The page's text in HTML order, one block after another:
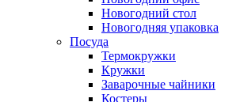
Новогодний стол
Новогодняя упаковка
Посуда
Термокружки
Кружки
Заварочные чайники
Костеры